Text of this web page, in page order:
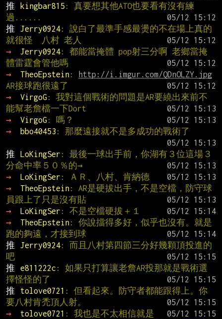
推
kingbar815 : 真要想其他ATO也要看有沒有練
過......
推
Jerry0924: 說白了最準手感最燙的不在場上真的
就很怪  八村 老人
→
Jerry0924: 都能當掩體 pop射三分啊 老鄉當掩
體雷霆會管他嗎
→
TheoEpstein:
http://i.imgur.com/QDnOLZY.jpg
AR接球跑很遠了
→
VirgoG: 我對這個戰術的問題是AR要繞出來前不
能幫老詹檔一下Dort
→
VirgoG: 嗎？
→
bbo40453 : 那麼遠接就不是多成功的戰術了
推
LoKingSer : 最後一球出手前，你湖有３位這場３
分命中率５０％的→
→
LoKingSer : ＡＲ、八村、肯納德
→
TheoEpstein: AR是硬拔出手，不是空檔，防守球
員跟上了只是沒有貼
→
LoKingSer : 不是空檔硬拔＋１
→
TheoEpstein: 你說擋得多好，似乎也沒有。就是
跑的夠遠，才接到球
推
Jerry0924: 而且八村第四節三分好幾顆頂投進的
吧
推
e811222c : 如果只打算讓老詹AR投那就是戰術選
擇怪怪的了
推
tolove0721 : 但看起來。防守者都能跟得上。你
要八村肯禿頂人射。
→
tolove0721 : 我也是不太相信就是